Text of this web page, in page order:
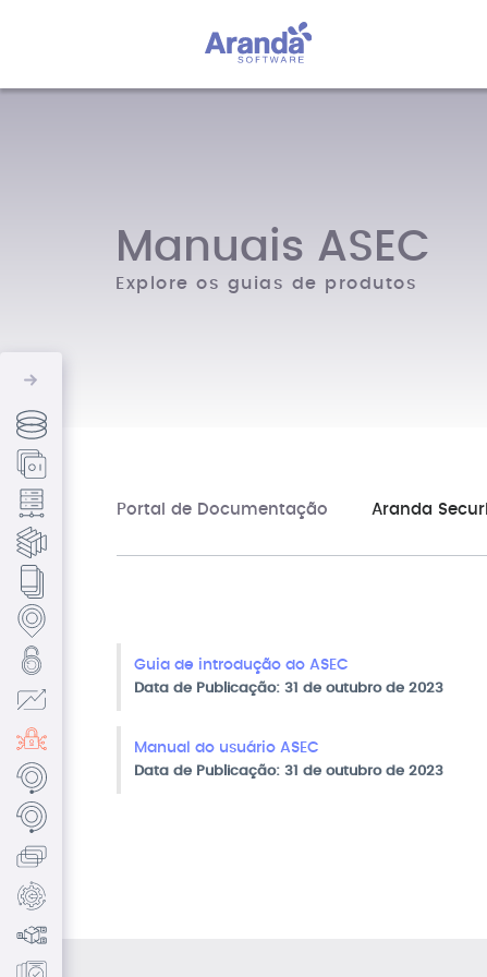
Manuais ASEC
Explore os guias de produtos
Portal de Documentação Aranda
Guia de introdução do ASEC
Data de Publicação: 31 de outubro de 2023
Manual do usuário ASEC
Data de Publicação: 31 de outubro de 2023